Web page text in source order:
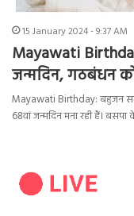
15 January 2024 - 9:37 AM
Mayawati
जन्मदिन, गठबंधन
Mayawati Birthday: बहुजन
68वां जन्मदिन मना रही हैं।